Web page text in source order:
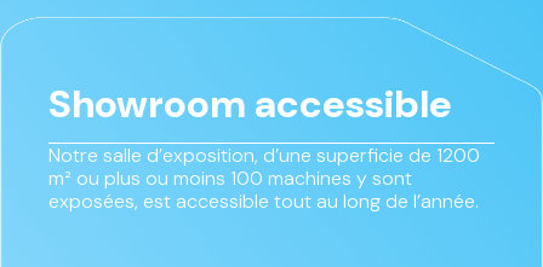
Showroom accessible
Notre salle d’exposition, d’une superficie de 1200
m² ou plus ou moins 100 machines y sont
exposées, est accessible tout au long de l’année.